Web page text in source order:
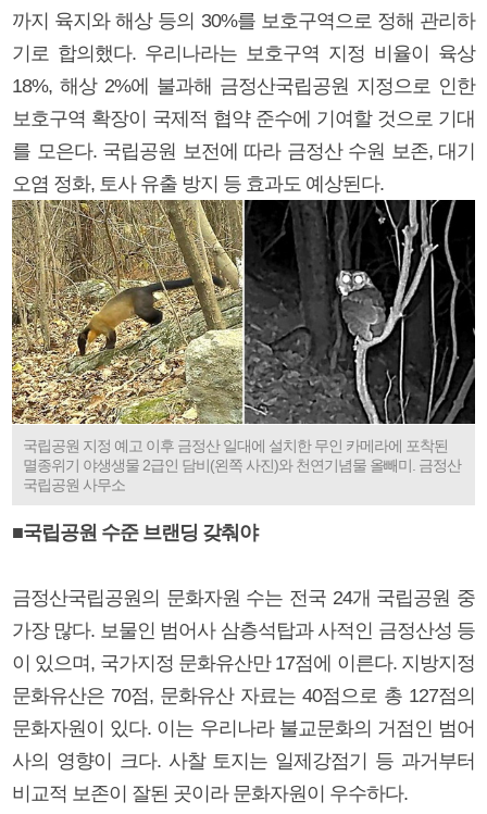
까지 육지와 해상 등의 30%를 보호구역으로 정해 관리하
기로 합의했다. 우리나라는 보호구역 지정 비율이 육상
18%, 해상 2%에 불과해 금정산국립공원 지정으로 인한
보호구역 확장이 국제적 협약 준수에 기여할 것으로 기대
를 모은다. 국립공원 보전에 따라 금정산 수원 보존, 대기
오염 정화, 토사 유출 방지 등 효과도 예상된다.
국립공원 지정 예고 이후 금정산 일대에 설치한 무인 카메라에 포착된
멸종위기 야생생물 2급인 담비(왼쪽 사진)와 천연기념물 올빼미. 금정산
국립공원 사무소
■국립공원 수준 브랜딩 갖춰야
금정산국립공원의 문화자원 수는 전국 24개 국립공원 중
가장 많다. 보물인 범어사 삼층석탑과 사적인 금정산성 등
이 있으며, 국가지정 문화유산만 17점에 이른다. 지방지정
문화유산은 70점, 문화유산 자료는 40점으로 총 127점의
문화자원이 있다. 이는 우리나라 불교문화의 거점인 범어
사의 영향이 크다. 사찰 토지는 일제강점기 등 과거부터
비교적 보존이 잘된 곳이라 문화자원이 우수하다.